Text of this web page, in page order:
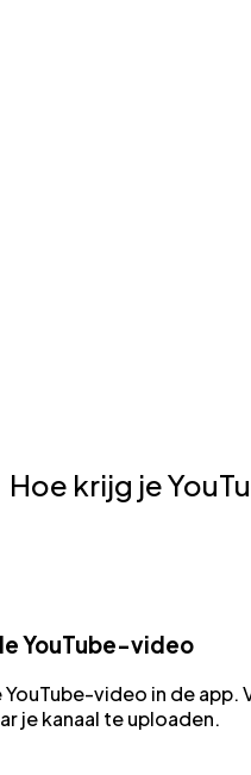
Hoe krijg je
YouTube-video
YouTube-video in de
je kanaal te uploaden.